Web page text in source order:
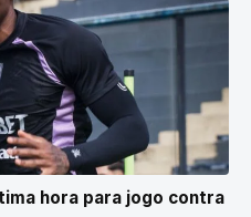
hora para jogo contra